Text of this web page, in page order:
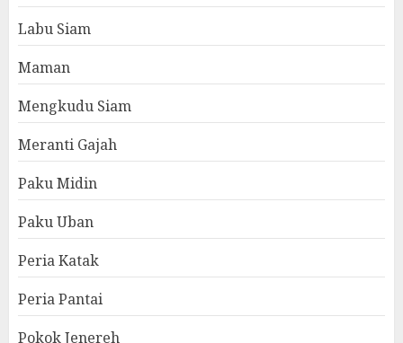
Labu Siam
Maman
Mengkudu Siam
Meranti Gajah
Paku Midin
Paku Uban
Peria Katak
Peria Pantai
Pokok Jenereh